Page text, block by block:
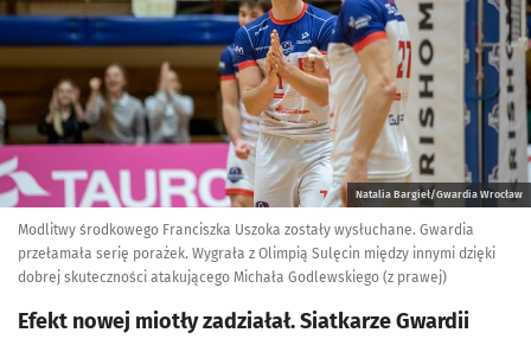
Natalia Bargieł/Gwardia Wrocław
Modlitwy środkowego Franciszka Uszoka zostały wysłuchane. Gwardia
przełamała serię porażek. Wygrała z Olimpią Sulęcin między innymi dzięki
dobrej skuteczności atakującego Michała Godlewskiego (z prawej)
Efekt nowej miotły zadziałał. Siatkarze Gwardii